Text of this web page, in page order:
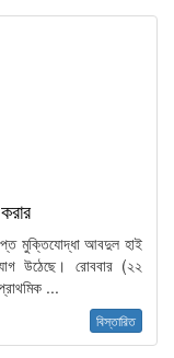
মুক্তিযোদ্ধা আবদুল হাই
উঠেছে। রোববার (২২
...
বিস্তারিত